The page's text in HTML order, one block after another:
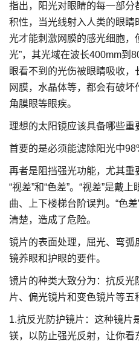
指出，阳光对眼睛的每一部
积性，当光线射入人类的眼
光才能刺激网膜的感光细胞，
光”，其光域在波长400mm到
眼看不到的光伤被眼睛吸收
网膜，水晶体等，都会有破
角膜眼等眼疾。
理想的太阳镜应该具备哪些重
首要的是必须能滤除阳光中
再者是阻挡强光功能，尤其
“视差”和“色差”。“视差”是戴
曲、上下楼梯台阶误判。“色
清楚，造成了危险。
镜片的表面处理，屈光、弯
镜养眼和护眼的要件。
镜片的种类大致分为：抗反
片、偏光镜片和变色镜片等五
1.抗反光防护镜片：这种镜片
镁，以防止强光反射，让你